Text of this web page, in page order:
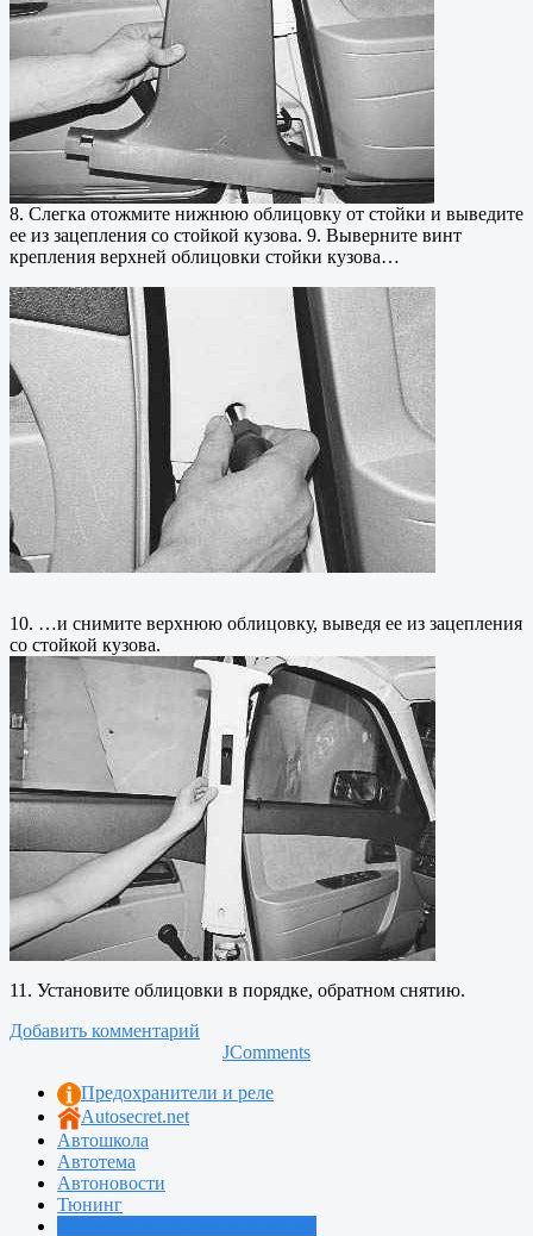
8. Слегка отожмите нижнюю облицовку от стойки и выведите
ее из зацепления со стойкой кузова. 9. Выверните винт
крепления верхней облицовки стойки кузова…
10. …и снимите верхнюю облицовку, выведя ее из зацепления
со стойкой кузова.
11. Установите облицовки в порядке, обратном снятию.
Добавить комментарий
JComments
Предохранители и реле
Autosecret.net
Автошкола
Автотема
Автоновости
Тюнинг